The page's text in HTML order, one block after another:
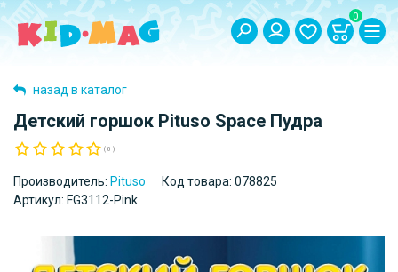
0
назад в каталог
Детский горшок Pituso Space Пудра
( 0 )
Производитель: Pituso Код товара: 078825
Артикул: FG3112-Pink